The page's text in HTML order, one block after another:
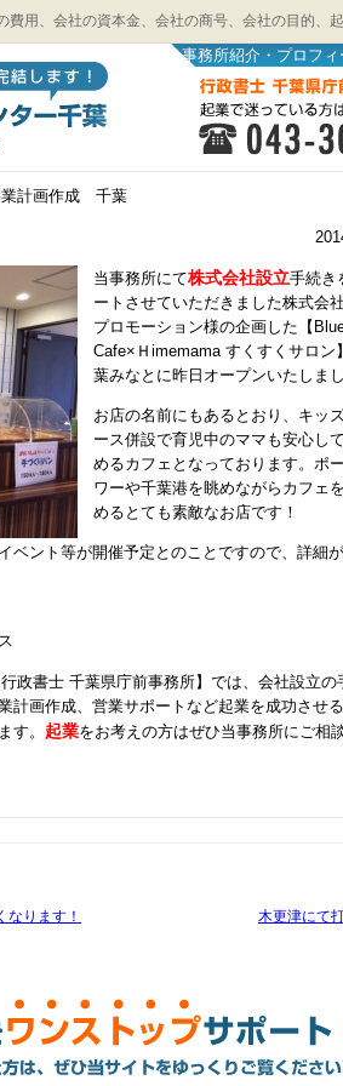
費用、会社の資本金、会社の商号、会社の目的
事務所紹介・プロフィ
計画作成 千葉
当事務所にて株式会社設立手続き
ートさせていただきました株式会
プロモーション様の企画した【
Cafe×Ｈimemama すくすくサロン
葉みなとに昨日オープンいたしまし
お店の名前にもあるとおり、キッ
ース併設で育児中のママも安心し
めるカフェとなっております。ポ
ワーや千葉港を眺めながらカフェ
めるとても素敵なお店です！
ベント等が開催予定とのことですので、詳細
行政書士 千葉県庁前事務所】では、会社設立の
計画作成、営業サポートなど起業を成功させ
す。 起業をお考えの方はぜひ当事務所にご相
ります！ 木更津にて